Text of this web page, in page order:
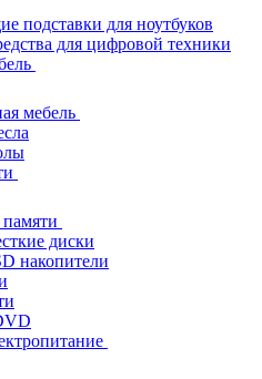
подставки для ноутбуков
для цифровой техники
мебель
диски
накопители